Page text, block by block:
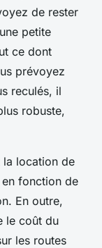
de rester
petite
ce dont
prévoyez
reculés, il
robuste,
la location de
fonction de
En outre,
le coût du
les routes